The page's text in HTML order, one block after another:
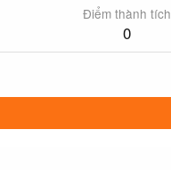
Điểm thành tích
0